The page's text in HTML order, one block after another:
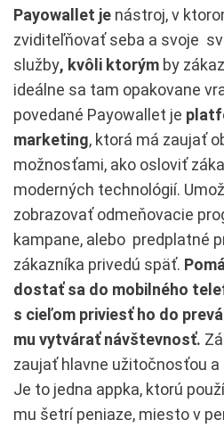
Payowallet je nástroj, v
zviditeľňovať seba a svoje
služby, kvôli ktorým by
ideálne sa tam opakovane
povedané Payowallet je
marketing, ktorá má zaujať
možnosťami, ako osloviť
moderných technológií.
zobrazovať odmeňovacie
kampane, alebo predplatné
zákazníka privedú späť.
dostať sa do mobilného
s cieľom priviesť ho do
mu vytvárať návštevnosť.
zaujať hlavne užitočnosťou
Je to jedna appka, ktorú
mu šetrí peniaze, miesto v